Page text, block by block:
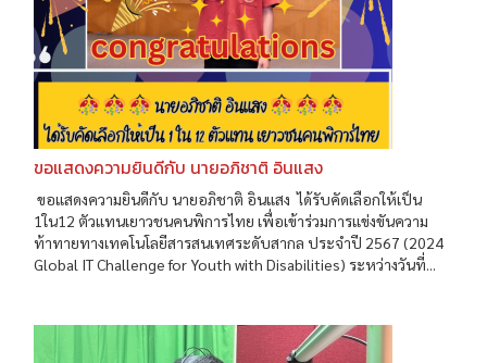
ขอแสดงความยินดีกับ นายอภิชาติ อินแสง
ขอแสดงความยินดีกับ นายอภิชาติ อินแสง ได้รับคัดเลือกให้เป็น
1ใน12 ตัวแทนเยาวชนคนพิการไทย เพื่อเข้าร่วมการแข่งขันความ
ท้าทายทางเทคโนโลยีสารสนเทศระดับสากล ประจำปี 2567 (2024
Global IT Challenge for Youth with Disabilities) ระหว่างวันที่...